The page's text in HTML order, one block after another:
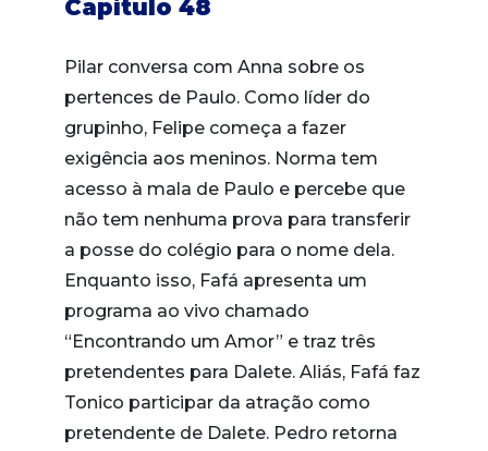
Capítulo 48
Pilar conversa com Anna sobre os
pertences de Paulo. Como líder do
grupinho, Felipe começa a fazer
exigência aos meninos. Norma tem
acesso à mala de Paulo e percebe que
não tem nenhuma prova para transferir
a posse do colégio para o nome dela.
Enquanto isso, Fafá apresenta um
programa ao vivo chamado
“Encontrando um Amor” e traz três
pretendentes para Dalete. Aliás, Fafá faz
Tonico participar da atração como
pretendente de Dalete. Pedro retorna